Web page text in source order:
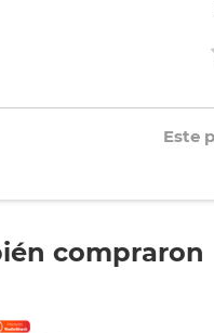
Este
compraron